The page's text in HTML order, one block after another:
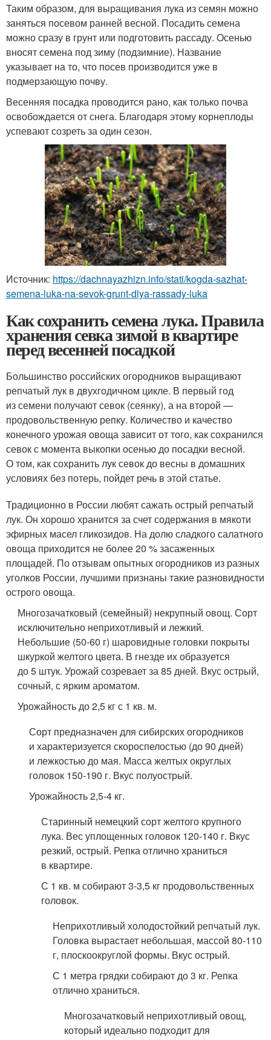
Таким образом, для выращивания лука из семян можно
заняться посевом ранней весной. Посадить семена
можно сразу в грунт или подготовить рассаду. Осенью
вносят семена под зиму (подзимние). Название
указывает на то, что посев производится уже в
подмерзающую почву.
Весенняя посадка проводится рано, как только почва
освобождается от снега. Благодаря этому корнеплоды
успевают созреть за один сезон.
Источник: https://dachnayazhizn.info/stati/kogda-sazhat-
semena-luka-na-sevok-grunt-dlya-rassady-luka
Как сохранить семена лука. Правила
хранения севка зимой в квартире
перед весенней посадкой
Большинство российских огородников выращивают
репчатый лук в двухгодичном цикле. В первый год
из семени получают севок (сеянку), а на второй —
продовольственную репку. Количество и качество
конечного урожая овоща зависит от того, как сохранился
севок с момента выкопки осенью до посадки весной.
О том, как сохранить лук севок до весны в домашних
условиях без потерь, пойдет речь в этой статье.
Традиционно в России любят сажать острый репчатый
лук. Он хорошо хранится за счет содержания в мякоти
эфирных масел гликозидов. На долю сладкого салатного
овоща приходится не более 20 % засаженных
площадей. По отзывам опытных огородников из разных
уголков России, лучшими признаны такие разновидности
острого овоща.
Многозачатковый (семейный) некрупный овощ. Сорт
исключительно неприхотливый и лежкий.
Небольшие (50-60 г) шаровидные головки покрыты
шкуркой желтого цвета. В гнезде их образуется
до 5 штук. Урожай созревает за 85 дней. Вкус острый,
сочный, с ярким ароматом.
Урожайность до 2,5 кг с 1 кв. м.
Сорт предназначен для сибирских огородников
и характеризуется скороспелостью (до 90 дней)
и лежкостью до мая. Масса желтых округлых
головок 150-190 г. Вкус полуострый.
Урожайность 2,5-4 кг.
Старинный немецкий сорт желтого крупного
лука. Вес уплощенных головок 120-140 г. Вкус
резкий, острый. Репка отлично храниться
в квартире.
С 1 кв. м собирают 3-3,5 кг продовольственных
головок.
Неприхотливый холодостойкий репчатый лук.
Головка вырастает небольшая, массой 80-110
г, плоскоокруглой формы. Вкус острый.
С 1 метра грядки собирают до 3 кг. Репка
отлично храниться.
Многозачатковый неприхотливый овощ,
который идеально подходит для